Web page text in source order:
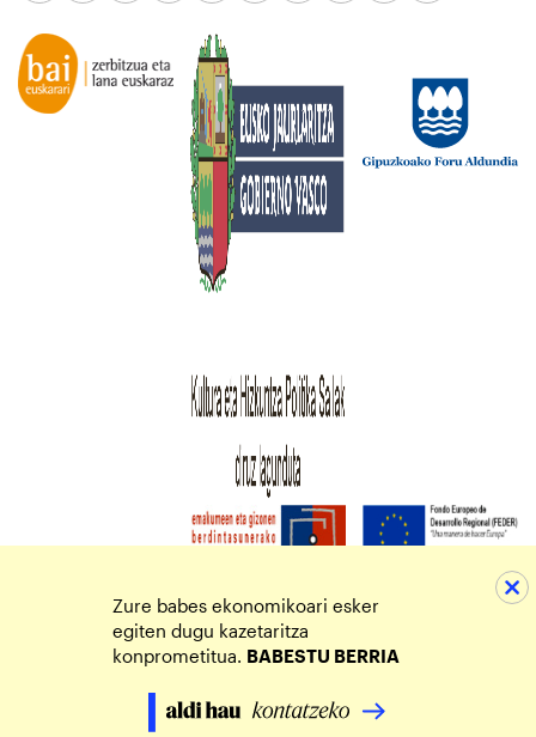
Zure babes ekonomikoari esker
egiten dugu kazetaritza
konprometitua. BABESTU BERRIA